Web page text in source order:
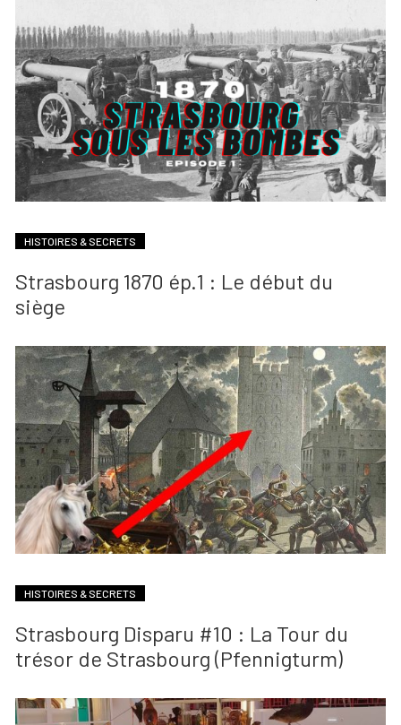
HISTOIRES & SECRETS
Strasbourg 1870 ép.1 : Le début du
siège
HISTOIRES & SECRETS
Strasbourg Disparu #10 : La Tour du
trésor de Strasbourg (Pfennigturm)